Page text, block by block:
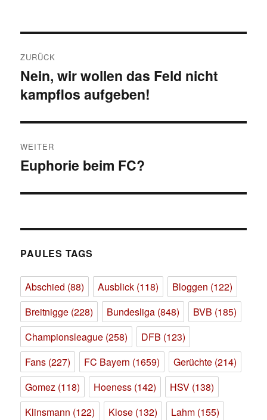
ZURÜCK
Vorheriger
Beitrag:
Nein, wir wollen das Feld nicht
kampflos aufgeben!
WEITER
Nächster
Euphorie beim FC?
PAULES TAGS
Abschied (88) Ausblick (118) Bloggen (122)
Breitnigge (228) Bundesliga (848) BVB (185)
Championsleague (258) DFB (123)
Fans (227) FC Bayern (1659) Gerüchte (214)
Gomez (118) Hoeness (142) HSV (138)
Klinsmann (122) Klose (132) Lahm (155)